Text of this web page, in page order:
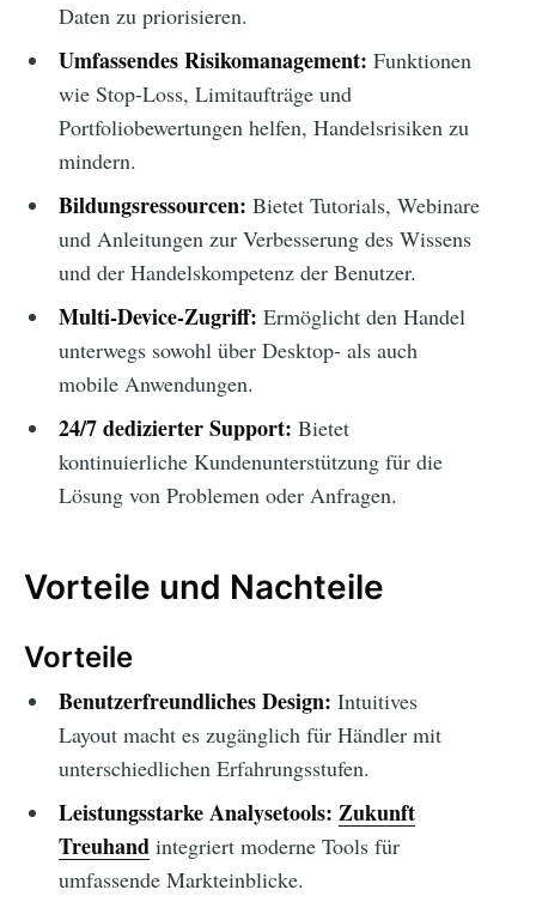
Daten zu priorisieren.
Umfassendes Risikomanagement: Funktionen
wie Stop-Loss, Limitaufträge und
Portfoliobewertungen helfen, Handelsrisiken zu
mindern.
Bildungsressourcen: Bietet Tutorials, Webinare
und Anleitungen zur Verbesserung des Wissens
und der Handelskompetenz der Benutzer.
Multi-Device-Zugriff: Ermöglicht den Handel
unterwegs sowohl über Desktop- als auch
mobile Anwendungen.
24/7 dedizierter Support: Bietet
kontinuierliche Kundenunterstützung für die
Lösung von Problemen oder Anfragen.
Vorteile und Nachteile
Vorteile
Benutzerfreundliches Design: Intuitives
Layout macht es zugänglich für Händler mit
unterschiedlichen Erfahrungsstufen.
Leistungsstarke Analysetools: Zukunft
Treuhandintegriert moderne Tools für
umfassende Markteinblicke.